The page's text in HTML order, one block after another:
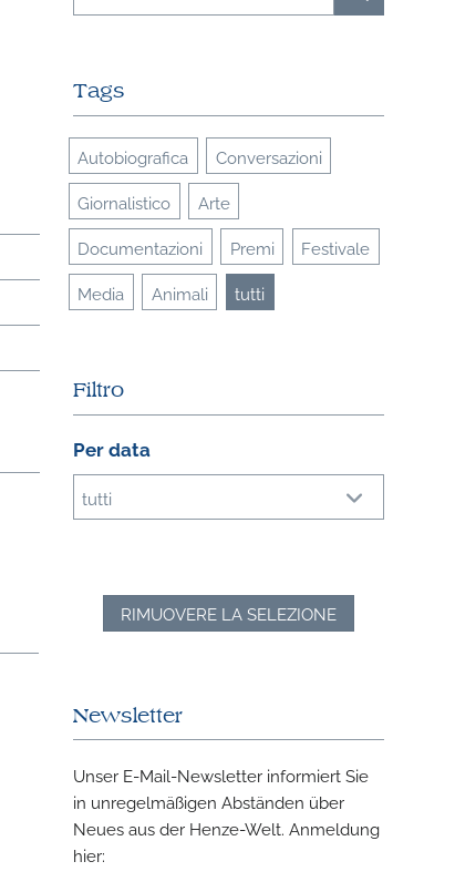
Tags
Autobiografica Conversazioni
Giornalistico Arte
Documentazioni Premi Festivale
Media Animali tutti
Filtro
Per data
tutti
RIMUOVERE LA SELEZIONE
Newsletter
Unser E-Mail-Newsletter informiert Sie
in unregelmäßigen Abständen über
Neues aus der Henze-Welt. Anmeldung
hier: